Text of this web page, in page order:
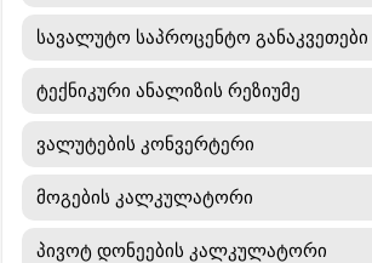
სავალუტო საპროცენტო განაკვეთები
ტექნიკური ანალიზის რეზიუმე
ვალუტების კონვერტერი
მოგების კალკულატორი
პივოტ დონეების კალკულატორი